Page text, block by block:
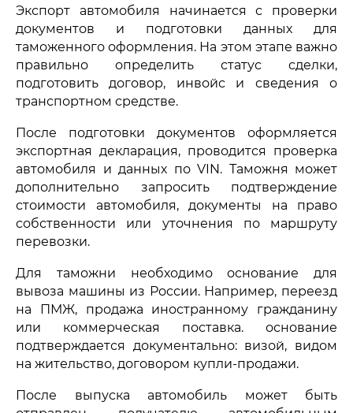
Экспорт автомобиля начинается с проверки
документов и подготовки данных для
таможенного оформления. На этом этапе важно
правильно определить статус сделки,
подготовить договор, инвойс и сведения о
транспортном средстве.
После подготовки документов оформляется
экспортная декларация, проводится проверка
автомобиля и данных по VIN. Таможня может
дополнительно запросить подтверждение
стоимости автомобиля, документы на право
собственности или уточнения по маршруту
перевозки.
Для таможни необходимо основание для
вывоза машины из России. Например, переезд
на ПМЖ, продажа иностранному гражданину
или коммерческая поставка. основание
подтверждается документально: визой, видом
на жительство, договором купли-продажи.
После выпуска автомобиль может быть